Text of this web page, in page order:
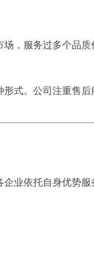
，服务过多个品质
式。公司注重售
业依托自身优势